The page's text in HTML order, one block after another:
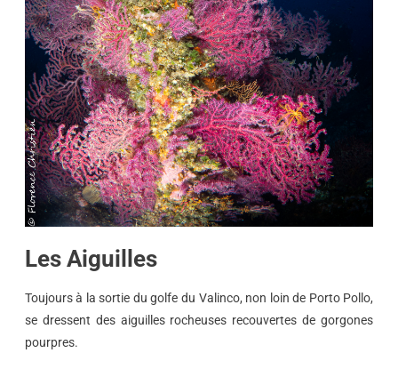
Les Aiguilles
Toujours à la sortie du golfe du Valinco, non loin de Porto Pollo,
se dressent des aiguilles rocheuses recouvertes de gorgones
pourpres.